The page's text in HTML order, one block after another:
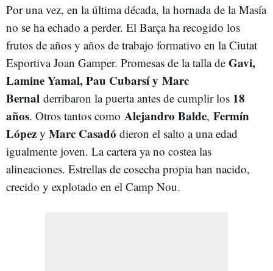
Por una vez, en la última década, la hornada de la Masía
no se ha echado a perder. El Barça ha recogido los
frutos de años y años de trabajo formativo en la Ciutat
Esportiva Joan Gamper. Promesas de la talla de Gavi,
Lamine Yamal, Pau Cubarsí y Marc
Bernal derribaron la puerta antes de cumplir los 18
años. Otros tantos como Alejandro Balde, Fermín
López y Marc Casadó dieron el salto a una edad
igualmente joven. La cartera ya no costea las
alineaciones. Estrellas de cosecha propia han nacido,
crecido y explotado en el Camp Nou.